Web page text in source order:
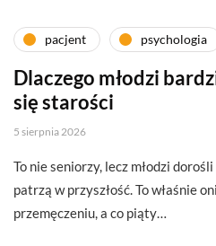
pacjent psychologia
Dlaczego młodzi
się starości
5 sierpnia 2026
To nie seniorzy, lecz młodzi
patrzą w przyszłość. To właśnie
przemęczeniu, a co piąty…